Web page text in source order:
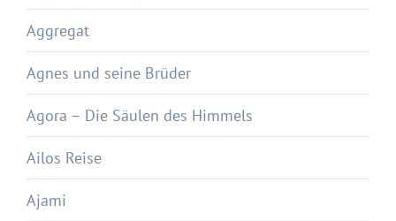
Aggregat
Agnes und seine Brüder
Agora – Die Säulen des Himmels
Ailos Reise
Ajami